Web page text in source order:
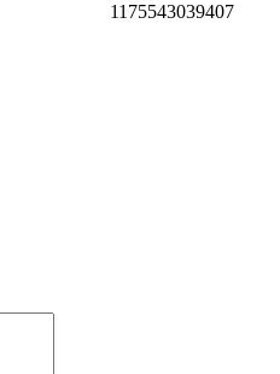
1175543039407